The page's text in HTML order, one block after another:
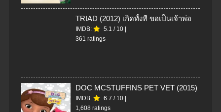
TRIAD (2012) เกิดทั้งที ขอเป็นเจ้าพ่อ
IMDB: 5.1 / 10 |
361 ratings
DOC MCSTUFFINS PET VET (2015)
IMDB: 6.7 / 10 |
1,608 ratings